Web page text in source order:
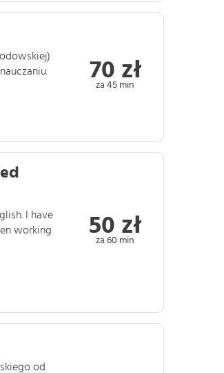
70 zł
za 45 min
I have
working
50 zł
za 60 min
od